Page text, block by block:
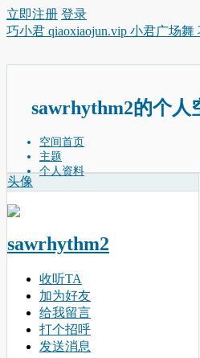
立即注册 登录
巧小君 qiaoxiaojun.vip 小君广场
sawrhythm2的个人
空间首页
主题
个人资料
头像
sawrhythm2
收听TA
加为好友
给我留言
打个招呼
发送消息